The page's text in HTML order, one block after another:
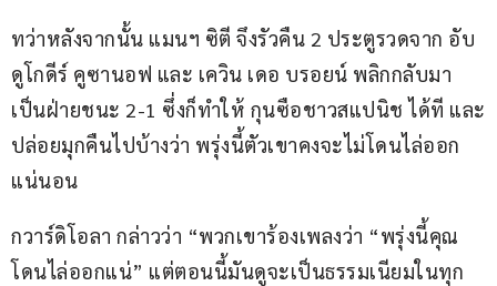
ทว่าหลังจากนั้น แมนฯ ซิตี จึงรัวคืน 2 ประตูรวดจาก อับ
ดูโกดีร์ คูซานอฟ และ เควิน เดอ บรอยน์ พลิกกลับมา
เป็นฝ่ายชนะ 2-1 ซึ่งก็ทำให้ กุนซือชาวสแปนิช ได้ที และ
ปล่อยมุกคืนไปบ้างว่า พรุ่งนี้ตัวเขาคงจะไม่โดนไล่ออก
แน่นอน
กวาร์ดิโอลา กล่าวว่า “พวกเขาร้องเพลงว่า “พรุ่งนี้คุณ
โดนไล่ออกแน่” แต่ตอนนี้มันดูจะเป็นธรรมเนียมในทุก